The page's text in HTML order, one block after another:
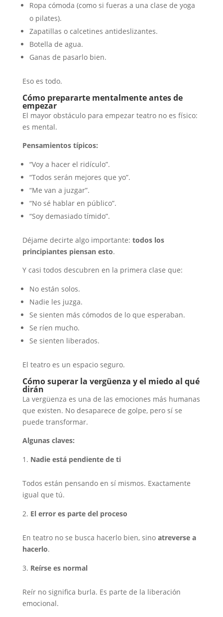
Ropa cómoda (como si fueras a una clase de yoga
o pilates).
Zapatillas o calcetines antideslizantes.
Botella de agua.
Ganas de pasarlo bien.
Eso es todo.
Cómo prepararte mentalmente antes de
empezar
El mayor obstáculo para empezar teatro no es físico:
es mental.
Pensamientos típicos:
“Voy a hacer el ridículo”.
“Todos serán mejores que yo”.
“Me van a juzgar”.
“No sé hablar en público”.
“Soy demasiado tímido”.
Déjame decirte algo importante: todos los
principiantes piensan esto.
Y casi todos descubren en la primera clase que:
No están solos.
Nadie les juzga.
Se sienten más cómodos de lo que esperaban.
Se ríen mucho.
Se sienten liberados.
El teatro es un espacio seguro.
Cómo superar la vergüenza y el miedo al qué
dirán
La vergüenza es una de las emociones más humanas
que existen. No desaparece de golpe, pero sí se
puede transformar.
Algunas claves:
Nadie está pendiente de ti
Todos están pensando en sí mismos. Exactamente
igual que tú.
El error es parte del proceso
En teatro no se busca hacerlo bien, sino atreverse a
hacerlo.
Reírse es normal
Reír no significa burla. Es parte de la liberación
emocional.